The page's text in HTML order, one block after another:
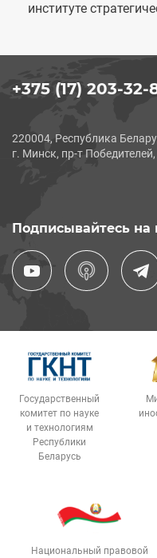
институте
+375 (17) 203-32-
220004, Республика
г. Минск, пр-т
Подписывайтесь на
Государственный
комитет по науке
и технологиям
Республики
Беларусь
Национальный правовой